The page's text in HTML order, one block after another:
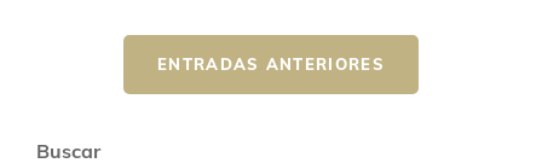
ENTRADAS ANTERIORES
Buscar